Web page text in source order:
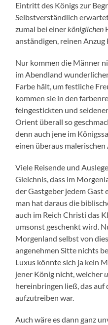
Eintritt des Königs zur
Selbstverständlich
zumal bei einerköniglichen
anständigen, reinen Anzug
Nur kommen die Männer
im Abendland
Farbe hält, um festliche
kommen sie in den
feingestickten und
Orient überall so
denn auch jene im
einen überaus
Viele Reisende und
Gleichnis, dass im
der Gastgeber jedem Gast
man hat daraus die
auch im Reich Christi das
umsonst geschenkt wird.
Morgenland selbst von
angenehmen Sitte nichts
Luxus könnte sich ja kein
jener König nicht, welcher
hereinbringen ließ, das auf
aufzutreiben war.
Auch wäre es dann ganz